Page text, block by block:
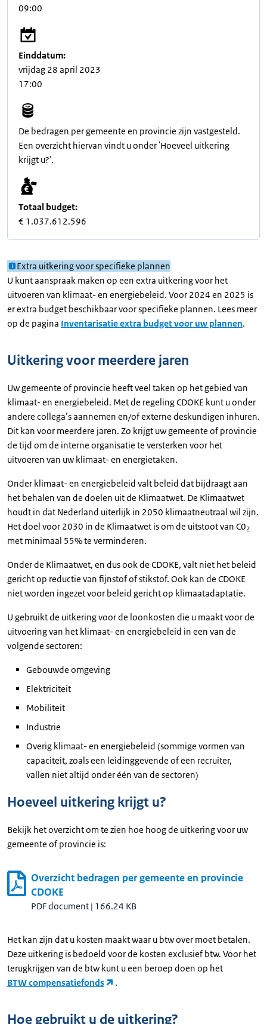
09:00
Einddatum:
vrijdag 28 april 2023
17:00
De bedragen per gemeente en provincie zijn vastgesteld.
Een overzicht hiervan vindt u onder 'Hoeveel uitkering
krijgt u?'.
Totaal budget:
€ 1.037.612.596
Extra uitkering voor specifieke plannen
U kunt aanspraak maken op een extra uitkering voor het
uitvoeren van klimaat- en energiebeleid. Voor 2024 en 2025 is
er extra budget beschikbaar voor specifieke plannen. Lees meer
op de pagina Inventarisatie extra budget voor uw plannen.
Uitkering voor meerdere jaren
Uw gemeente of provincie heeft veel taken op het gebied van
klimaat- en energiebeleid. Met de regeling CDOKE kunt u onder
andere collega’s aannemen en/of externe deskundigen inhuren.
Dit kan voor meerdere jaren. Zo krijgt uw gemeente of provincie
de tijd om de interne organisatie te versterken voor het
uitvoeren van uw klimaat- en energietaken.
Onder klimaat- en energiebeleid valt beleid dat bijdraagt aan
het behalen van de doelen uit de Klimaatwet. De Klimaatwet
houdt in dat Nederland uiterlijk in 2050 klimaatneutraal wil zijn.
Het doel voor 2030 in de Klimaatwet is om de uitstoot van C02
met minimaal 55% te verminderen.
Onder de Klimaatwet, en dus ook de CDOKE, valt niet het beleid
gericht op reductie van fijnstof of stikstof. Ook kan de CDOKE
niet worden ingezet voor beleid gericht op klimaatadaptatie.
U gebruikt de uitkering voor de loonkosten die u maakt voor de
uitvoering van het klimaat- en energiebeleid in een van de
volgende sectoren:
Gebouwde omgeving
Elektriciteit
Mobiliteit
Industrie
Overig klimaat- en energiebeleid (sommige vormen van
capaciteit, zoals een leidinggevende of een recruiter,
vallen niet altijd onder één van de sectoren)
Hoeveel uitkering krijgt u?
Bekijk het overzicht om te zien hoe hoog de uitkering voor uw
gemeente of provincie is:
Overzicht bedragen per gemeente en provincie
CDOKE
PDF document | 166.24 KB
Het kan zijn dat u kosten maakt waar u btw over moet betalen.
Deze uitkering is bedoeld voor de kosten exclusief btw. Voor het
terugkrijgen van de btw kunt u een beroep doen op het
BTW compensatiefonds
.
Hoe gebruikt u de uitkering?